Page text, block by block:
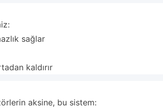
sağlar
kaldırır
aksine, bu sistem: